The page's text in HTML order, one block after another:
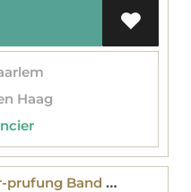
Haag
Bilanzbuchhalter-prufung Band Iii Fur Dummies